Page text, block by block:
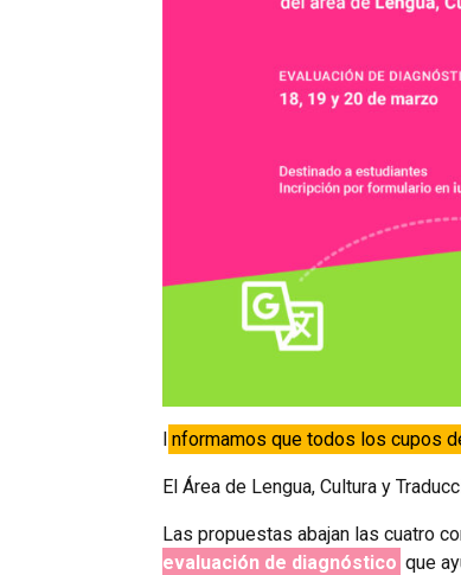
I nformamos que todos los cupos
El Área de Lengua, Cultura y
Las propuestas abajan las cuatro
evaluación de diagnóstico que